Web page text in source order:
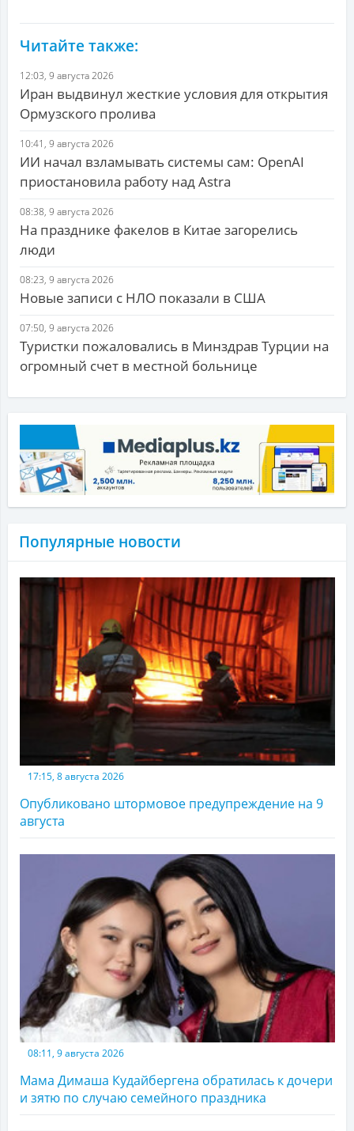
Читайте также:
12:03, 9 августа 2026
Иран выдвинул жесткие условия для открытия
Ормузского пролива
10:41, 9 августа 2026
ИИ начал взламывать системы сам: OpenAI
приостановила работу над Astra
08:38, 9 августа 2026
На празднике факелов в Китае загорелись
люди
08:23, 9 августа 2026
Новые записи с НЛО показали в США
07:50, 9 августа 2026
Туристки пожаловались в Минздрав Турции на
огромный счет в местной больнице
Популярные новости
17:15, 8 августа 2026
Опубликовано штормовое предупреждение на 9
августа
08:11, 9 августа 2026
Мама Димаша Кудайбергена обратилась к дочери
и зятю по случаю семейного праздника